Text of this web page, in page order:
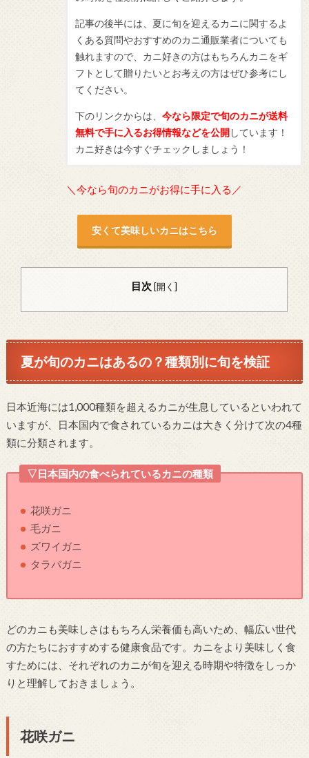
記事の後半には、夏に旬を迎えるカニに関するよ
くある質問やおすすめのカニ通販業者についても
触れますので、カニ好きの方はもちろんカニをギ
フトとして贈りたいとお考えの方はぜひ参考にし
てください。
下のリンクからは、 今なら限定で旬のカニが送料
無料で手に入るお得情報などを公開しています！
カニ好きは今すぐチェックしましょう！
＼今なら旬のカニがお得に手に入る／
安くて美味しいカニはこちら
目次 [開く]
夏が旬のカニはあるの？種類別に旬を検証
日本近海には1,000種類を超えるカニが生息しているといわれて
いますが、日本国内で食されているカニは大きく分けて次の4種
類に分類されます。
▽日本国内の食べられているカニの種類
花咲ガニ
毛ガニ
ズワイガニ
タラバガニ
どのカニも美味しさはもちろん栄養価も高いため、幅広い世代
の方たちにおすすめする健康食品です。カニをより美味しく食
すためには、それぞれのカニが旬を迎える時期や特徴をしっか
りと理解しておきましょう。
花咲ガニ